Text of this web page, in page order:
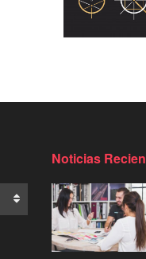
Noticias